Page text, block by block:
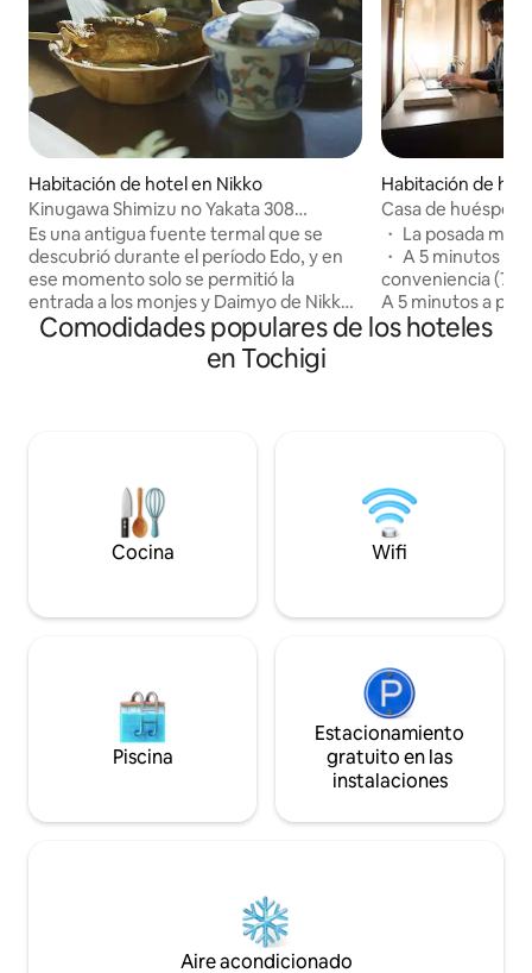
Habitación de hotel en Nikko
Kinugawa Shimizu no Yakata 308
[Prohibido fumar (Habitación japonesa
para 1-4 personas, con dos comidas)]
Es una antigua fuente termal que se
descubrió durante el período Edo, y en
ese momento solo se permitió la
entrada a los monjes y Daimyo de Nikko.
Muchos turistas han visitado desde la
apertura general después del Meiji, y a lo
largo del valle de Kinugawa, se ha
hoteles. La calidad de los manantiales es
una fuente termalina sencilla alcalina,
que es buena para gitgia, hombro para
descansar sobre hombro, para
donde muchas personas pueden
como de parques temáticos como Edo
Wonderland y Tobu World Square, así
como a 30 minutos en coche del sol,
Patrimonio de la Humanidad, también es
en las visitas turísticas de la ciudad de
usar.Fuera de la ventana, ¡también
puedes ver las distantes montañas de
pollos!¡A continuación se encuentra el
Habitación de
o
Casa de
doble
・ La posada
・ A 5 minutos a
conveniencia (7-
A 5 minutos a pie
(OTONSRImart,
desayuno
También puede
guarniciones. ・
bar en el
disponibles. ・
una olla eléctrica,
disponibles.
Comodidades populares de los hoteles
en Tochigi
Cocina Wifi
Piscina
Estacionamiento
gratuito en las
instalaciones
Aire acondicionado